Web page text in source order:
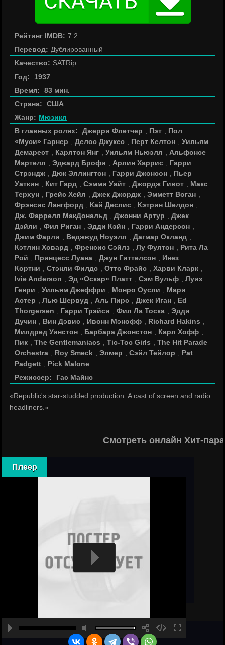
Рейтинг IMDB: 7.2
Перевод: Дублированный
Качество: SATRip
Год:
1937
Время:
83 мин.
Страна:
США
Жанр: Мюзикл
В главных ролях:
Джерри Флетчер Пэт
Пол
«Муси» Гарнер
,Делос Джукес Перт Келтон ,Уильям
Демарест
Карлтон Янг ,Уильям Ньюэлл
Альфонсе
Мартелл
,Эдвард Брофи Арлин Харрис
Гарри
Стрэндж
,Дюк Эллингтон Гарри Джонсон
Пьер
Уаткин
Кит Гард ,Сэмми Уайт ,Джордж Гивот
Макс
Терхун
Грейс Хейл ,Джек Джордж ,Эмметт Воган
Фрэнсис Лангфорд
Кай Деслис Кэтрин Шелдон
Дж. Фаррелл МакДональд
,Джонни Артур ,Джек
Дэйли
,Фил Риган ,Эдди Кэйн Гарри Андерсон
Джим Фарли
Веджвуд Ноуэлл ,Дагмар Окланд
Кэтлин Ховард
,Френсис Сэйлз ,Лу Фултон
Рита Ла
Рой
Принцесс Луана ,Джун Гиттелсон
Инез
Кортни
,Стэнли Филдс ,Отто Фрайс ,Харви Кларк
Ivie Anderson
,Эд «Оскар» Платт ,Сэм Вульф ,Луиз
Генри
,Уильям Джеффри Монро Оусли
Мари
Астер
,Лью Шервуд Аль Пирс ,Джек Иган
Ed
Thorgersen
Гарри Трэйси ,Фил Ла Тоска ,Эдди
Дучин
Вин Дэвис Ивонн Мэнофф Richard Hakins
Милдред Уинстон
Барбара Джонстон Карл Хофф
Пик
,The Gentlemaniacs ,Tic-Toc Girls ,The Hit Parade
Orchestra
Roy Smeck ,Элмер ,Сэйл Тейлор
Pat
Padgett
Pick Malone
Режиссер:
Гас Майнс
«Republic's star-studded production. A cast of screen and radio
headliners.»
Смотреть онлайн Хит-
Плеер